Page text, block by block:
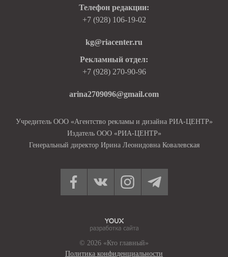
Телефон редакции:
+7 (928) 106-19-02
kg@riacenter.ru
Рекламный отдел:
+7 (928) 270-90-96
arina2709096@gmail.com
Учредитель ООО «Агентство рекламы и дизайна РИА-ЦЕНТР»
Издатель ООО «РИА-ЦЕНТР»
Генеральный директор Ирина Леонидовна Ковалевская
© 2026 «Кто главный»
Политика конфиденциальности